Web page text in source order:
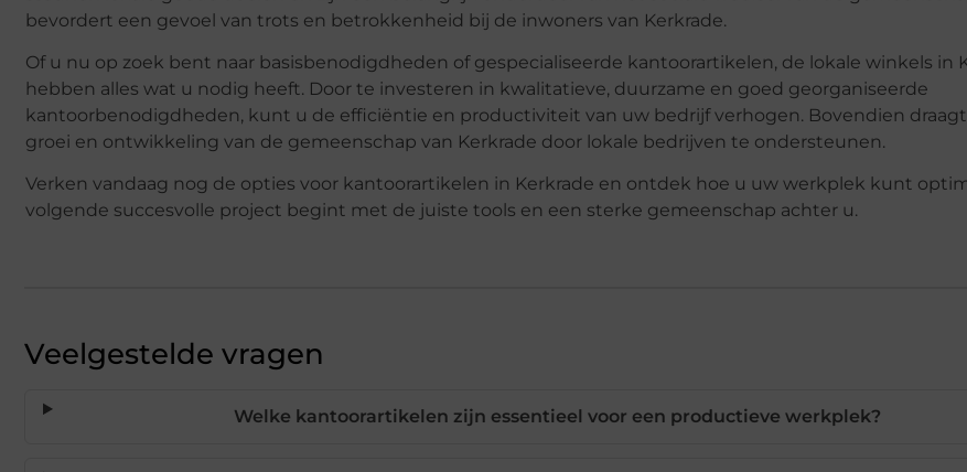
bevordert een gevoel van trots en betrokkenheid bij de inwoners van Kerkrade.
Of u nu op zoek bent naar basisbenodigdheden of gespecialiseerde kantoorartikelen, de lokale winkels in
hebben alles wat u nodig heeft. Door te investeren in kwalitatieve, duurzame en goed georganiseerde
kantoorbenodigdheden, kunt u de efficiëntie en productiviteit van uw bedrijf verhogen. Bovendien draagt
groei en ontwikkeling van de gemeenschap van Kerkrade door lokale bedrijven te ondersteunen.
Verken vandaag nog de opties voor kantoorartikelen in Kerkrade en ontdek hoe u uw werkplek kunt
volgende succesvolle project begint met de juiste tools en een sterke gemeenschap achter u.
Veelgestelde vragen
Welke kantoorartikelen zijn essentieel voor een productieve werkplek?